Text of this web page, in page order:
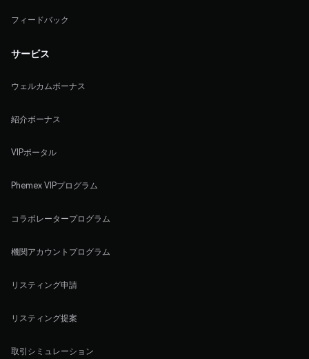
フィードバック
サービス
ウェルカムボーナス
紹介ボーナス
VIPポータル
Phemex VIPプログラム
コラボレータープログラム
機関アカウントプログラム
リスティング申請
リスティング提案
取引シミュレーション